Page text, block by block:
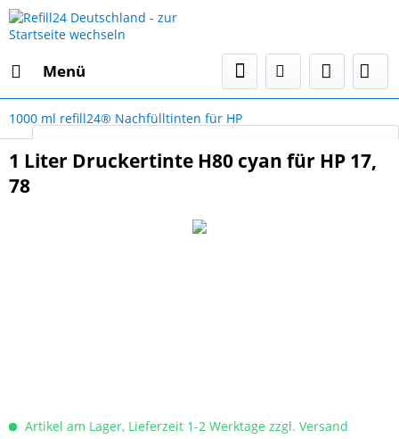
Menü
1000 ml refill24® Nachfülltinten für HP
1 Liter Druckertinte H80 cyan für HP 17,
78
Artikel am Lager, Lieferzeit 1-2 Werktage zzgl. Versand